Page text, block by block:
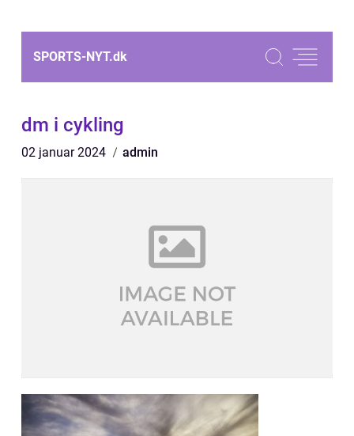
SPORTS-NYT.dk
dm i cykling
02 januar 2024 admin